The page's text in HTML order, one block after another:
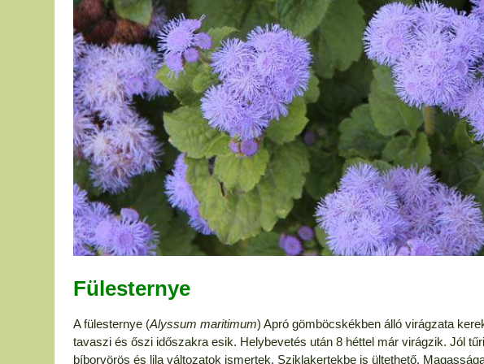
Fülesternye
A fülesternye (Alyssum maritimum) Apró gömböcskékben álló virágzata
tavaszi és őszi időszakra esik. Helybevetés után 8 héttel már virágzik. Jól
bíborvörös és lila változatok ismertek. Sziklakertekbe is ültethető.